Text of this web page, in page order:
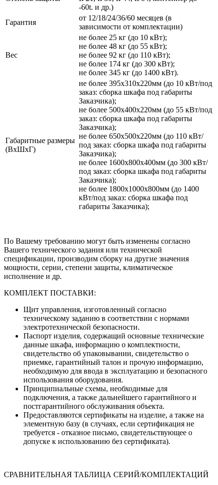
-60t. и др.)
Гарантия
от 12/18/24/36/60 месяцев (в
зависимости от комплектации)
Вес
не более 25 кг (до 10 кВт);
не более 48 кг (до 55 кВт);
не более 92 кг (до 110 кВт);
не более 174 кг (до 300 кВт);
не более 345 кг (до 1400 кВт).
Габаритные размеры
(ВхШхГ)
не более 395х310х220мм (до 10 кВт/под
заказ: сборка шкафа под габариты
Заказчика);
не более 500х400х220мм (до 55 кВт/под
заказ: сборка шкафа под габариты
Заказчика);
не более 650х500х220мм (до 110 кВт/
под заказ: сборка шкафа под габариты
Заказчика);
не более 1600х800х400мм (до 300 кВт/
под заказ: сборка шкафа под габариты
Заказчика);
не более 1800х1000х800мм (до 1400
кВт/под заказ: сборка шкафа под
габариты Заказчика);
По Вашему требованию могут быть изменены согласно
Вашего технического задания или технической
спецификации, производим сборку на другие значения
мощности, серии, степени защиты, климатическое
исполнение и др.
КОМПЛЕКТ ПОСТАВКИ:
Щит управления, изготовленный согласно
техническому заданию в соответствии с нормами
электротехнической безопасности.
Паспорт изделия, содержащий основные технические
данные шкафа, информацию о комплектности,
свидетельство об упаковывании, свидетельство о
приемке, гарантийный талон и прочую информацию,
необходимую для ввода в эксплуатацию и безопасного
использования оборудования.
Принципиальные схемы, необходимые для
подключения, а также дальнейшего гарантийного и
постгарантийного обслуживания объекта.
Предоставляются сертификаты на изделие, а также на
элементную базу (в случаях, если сертификация не
требуется - отказное письмо, свидетельствующее о
допуске к использованию без сертификата).
СРАВНИТЕЛЬНАЯ ТАБЛИЦА СЕРИЙ/КОМПЛЕКТАЦИЙ